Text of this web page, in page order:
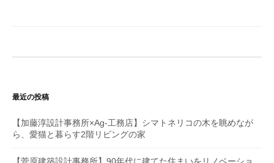
最近の投稿
【加藤淳設計事務所×Ag-工務店】シマトネリコの木を眺めなが
ら、愛猫と暮らす2階リビングの家
【菅原建築設計事務所】90年代に建てた住まいをリノベーショ